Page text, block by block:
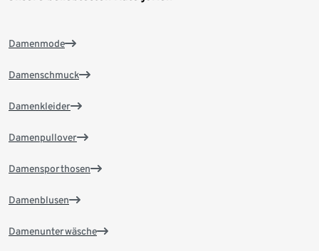
Damenmode
Damenschmuck
Damenkleider
Damenpullover
Damensporthosen
Damenblusen
Damenunterwäsche